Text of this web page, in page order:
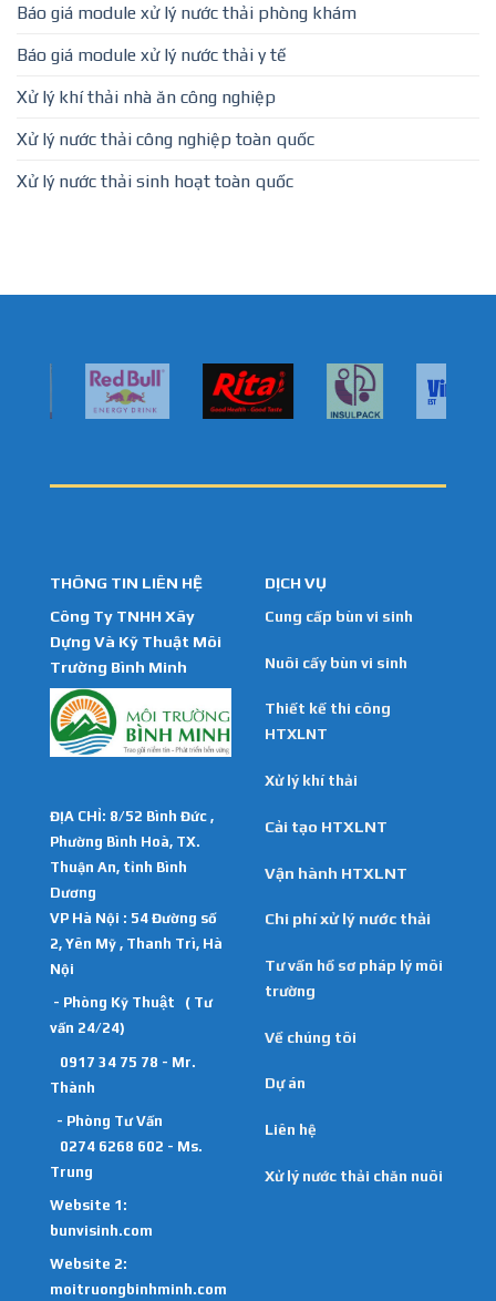
Báo giá module xử lý nước thải phòng khám
Báo giá module xử lý nước thải y tế
Xử lý khí thải nhà ăn công nghiệp
Xử lý nước thải công nghiệp toàn quốc
Xử lý nước thải sinh hoạt toàn quốc
THÔNG TIN LIÊN HỆ
Công Ty TNHH Xây
Dựng Và Kỹ Thuật Môi
Trường Bình Minh
ĐỊA CHỈ: 8/52 Bình Đức ,
Phường Bình Hoà, TX.
Thuận An, tỉnh Bình
Dương
VP Hà Nội : 54 Đường số
2, Yên Mỹ , Thanh Trì, Hà
Nội
- Phòng Kỹ Thuật ( Tư
vấn 24/24)
0917 34 75 78 - Mr.
Thành
- Phòng Tư Vấn
0274 6268 602 - Ms.
Trung
Website 1:
bunvisinh.com
Website 2:
moitruongbinhminh.com
DỊCH VỤ
Cung cấp bùn vi sinh
Nuôi cấy bùn vi sinh
Thiết kế thi công
HTXLNT
Xử lý khí thải
Cải tạo HTXLNT
Vận hành HTXLNT
Chi phí xử lý nước thải
Tư vấn hồ sơ pháp lý môi
trường
Về chúng tôi
Dự án
Liên hệ
Xử lý nước thải chăn nuôi